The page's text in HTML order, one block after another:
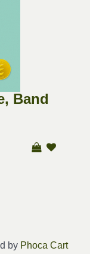
Band
by Phoca Cart